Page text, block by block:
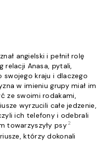
angielski i pełnił rolę
relacji Anasa, pytali,
kraju i dlaczego
w imieniu grupy miał im
ze swoimi rodakami,
wyrzucili całe jedzenie,
ich telefony i odebrali
towarzyszyły psy2
którzy dokonali